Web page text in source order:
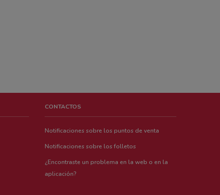
CONTACTOS
Notificaciones sobre los puntos de venta
Notificaciones sobre los folletos
¿Encontraste un problema en la web o en la
aplicación?